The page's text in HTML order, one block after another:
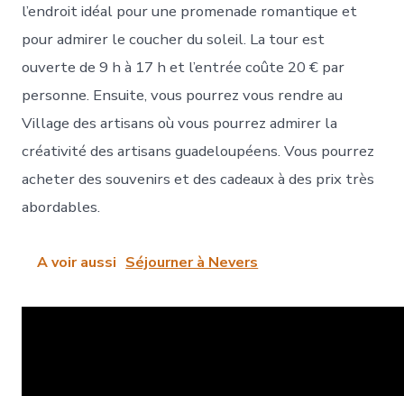
l’endroit idéal pour une promenade romantique et
pour admirer le coucher du soleil. La tour est
ouverte de 9 h à 17 h et l’entrée coûte 20 € par
personne. Ensuite, vous pourrez vous rendre au
Village des artisans où vous pourrez admirer la
créativité des artisans guadeloupéens. Vous pourrez
acheter des souvenirs et des cadeaux à des prix très
abordables.
A voir aussi Séjourner à Nevers